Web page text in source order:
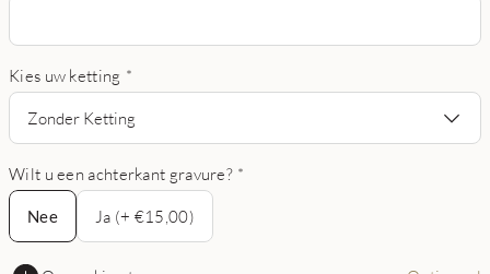
Kies uw ketting *
Zonder Ketting
Wilt u een achterkant gravure? *
Nee
Nee
Ja (+ €15,00)